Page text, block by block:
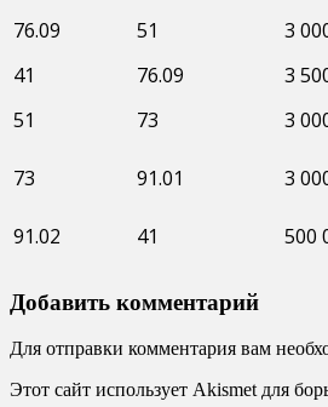
76.09 51 3
41
76.09 3
51
73 3
73 91.01 3
91.02
41 500
Добавить комментарий
Для отправки комментария вам
Этот сайт использует Akismet для